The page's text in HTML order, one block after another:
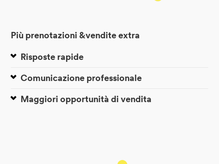
Più prenotazioni &vendite extra
Risposte rapide
Comunicazione professionale
Maggiori opportunità di vendita